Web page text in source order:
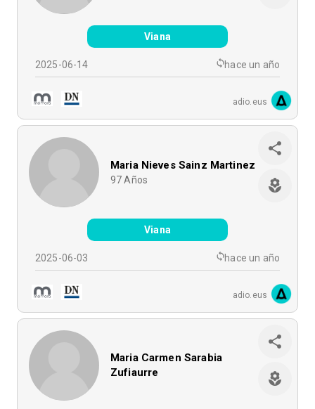
Viana
2025-06-14 hace un año
adio.eus
Maria Nieves Sainz Martinez
97 Años
Viana
2025-06-03 hace un año
adio.eus
Maria Carmen Sarabia
Zufiaurre